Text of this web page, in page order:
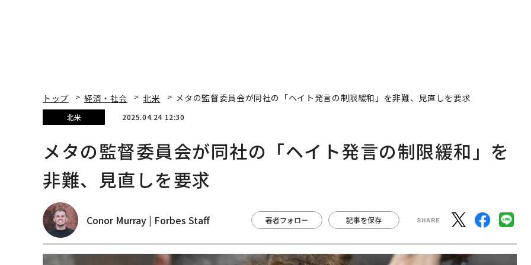
トップ 経済・社会 北米 メタの監督委員会が同社の「ヘイト発言の制限緩和」を非難、見直しを要求
北米 2025.04.24 12:30
メタの監督委員会が同社の「ヘイト発言の制限緩和」を
非難、見直しを要求
Conor Murray | Forbes Staff 著者フォロー 記事を保存